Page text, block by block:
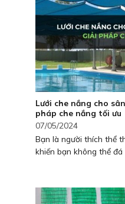
Lưới che nắng cho
pháp che nắng tối ưu
07/05/2024
Bạn là người thích thể
khiến bạn không thể đá